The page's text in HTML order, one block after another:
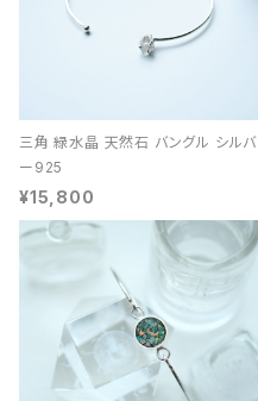
三角 緑水晶 天然石 バングル シルバ
ー925
¥15,800